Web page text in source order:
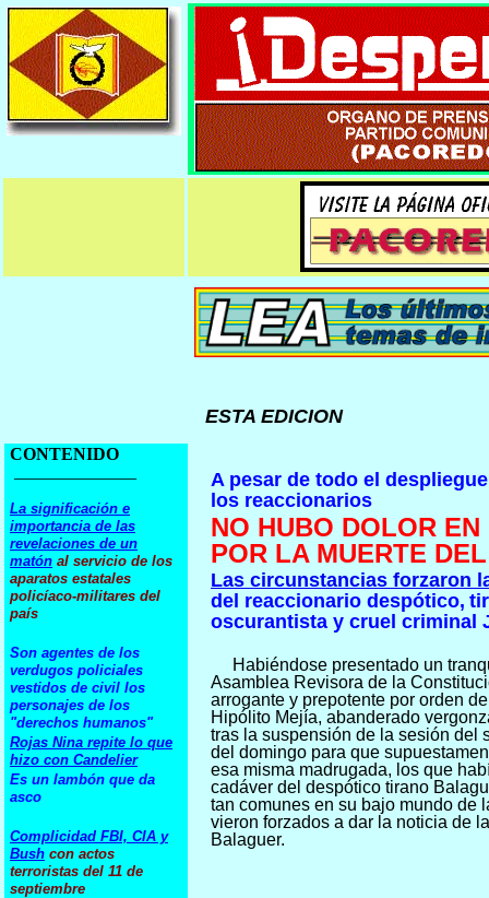
ESTA EDICION
CONTENIDO
La significación e
importancia de las
revelaciones de un
matón al servicio de los
aparatos estatales
policíaco-militares del
país
Son agentes de los
verdugos policiales
vestidos de civil los
personajes de los
"derechos humanos"
Rojas Nina repite lo que
hizo con Candelier
Es un lambón que da
asco
Complicidad FBI, CIA y
Bush con actos
terroristas del 11 de
septiembre
A pesar de todo el
los reaccionarios
NO HUBO DOLOR
POR LA MUERTE
Las circunstancias forzaron
del reaccionario despótico,
oscurantista y cruel criminal
Habiéndose presentado un
Asamblea Revisora de la
arrogante y prepotente por orden
Hipólito Mejía, abanderado
tras la suspensión de la sesión del
del domingo para que
esa misma madrugada, los que
cadáver del despótico tirano
tan comunes en su bajo mundo de
vieron forzados a dar la noticia de
Balaguer.